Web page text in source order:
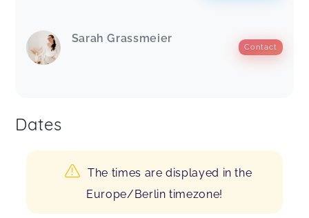
Sarah Grassmeier
Contact
Dates
The times are displayed in the
Europe/Berlin timezone!